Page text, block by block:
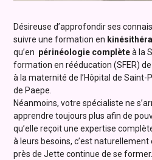
Désireuse d’approfondir ses
suivre une formation en
qu’en périnéologie complète à la
formation en rééducation (SFER)
à la maternité de l’Hôpital de Saint-
de Paepe.
Néanmoins, votre spécialiste ne
apprendre toujours plus afin de
qu’elle reçoit une expertise
à leurs besoins, c’est
près de Jette continue de se former.